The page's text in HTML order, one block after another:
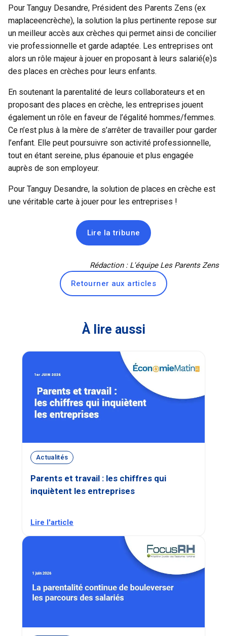
Pour Tanguy Desandre, Président des Parents Zens (ex
maplaceencrèche), la solution la plus pertinente repose sur
un meilleur accès aux crèches qui permet ainsi de concilier
vie professionnelle et garde adaptée. Les entreprises ont
alors un rôle majeur à jouer en proposant à leurs salarié(e)s
des places en crèches pour leurs enfants.
En soutenant la parentalité de leurs collaborateurs et en
proposant des places en crèche, les entreprises jouent
également un rôle en faveur de l’égalité hommes/femmes.
Ce n’est plus à la mère de s’arrêter de travailler pour garder
l’enfant. Elle peut poursuivre son activité professionnelle,
tout en étant sereine, plus épanouie et plus engagée
auprès de son employeur.
Pour Tanguy Desandre, la solution de places en crèche est
une véritable carte à jouer pour les entreprises !
Lire la tribune
Rédaction : L'équipe Les Parents Zens
Retourner aux articles
À lire aussi
Actualités
Parents et travail : les chiffres qui
inquiètent les entreprises
Lire l'article